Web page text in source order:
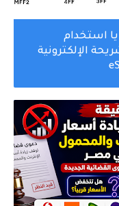
استخدام
الإلكترونية